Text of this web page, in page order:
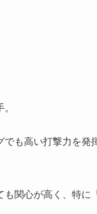
も高い打撃力を発
関心が高く、特に